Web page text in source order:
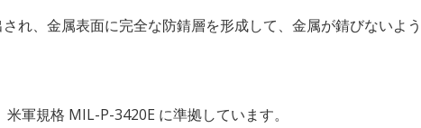
れ、金属表面に完全な防錆層を形成して、金属が錆びないよ
軍規格 MIL-P-3420E に準拠しています。